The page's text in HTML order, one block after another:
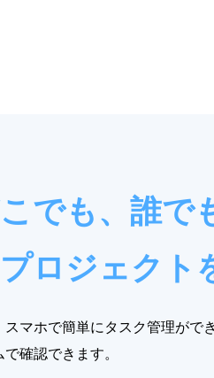
でも、誰で
ロジェクト
マホで簡単にタスク管理がで
確認できます。